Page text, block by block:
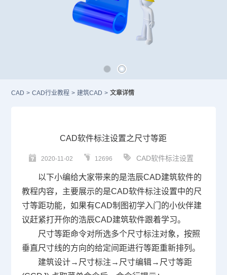
CAD > CAD行业教程 > 建筑CAD > 文章详情
CAD软件标注设置之尺寸等距
2020-11-02 12696 CAD软件标注设置
以下小编给大家带来的是浩辰CAD建筑软件的
教程内容，主要展示的是CAD软件标注设置中的尺
寸等距功能，如果有CAD制图初学入门的小伙伴建
议赶紧打开你的浩辰CAD建筑软件跟着学习。
尺寸等距命令对所选多个尺寸标注对象，按照
垂直尺寸线的方向的给定间距进行等距重新排列。
建筑设计→尺寸标注→尺寸编辑→尺寸等距